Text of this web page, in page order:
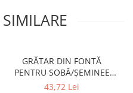
GRĂTAR DIN FONTĂ
PENTRU SOBĂ/ȘEMINEE
DIMENSIUNE 300 mm x 200
43,72 Lei